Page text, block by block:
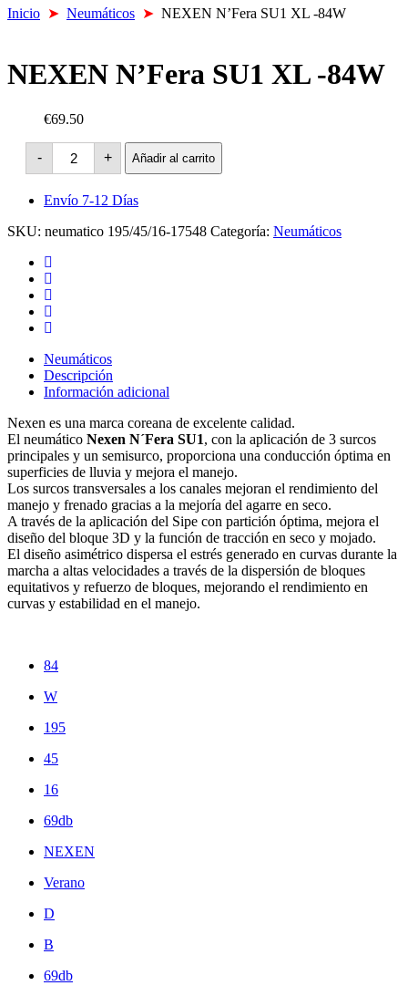
Inicio ➤ Neumáticos ➤ NEXEN N’Fera SU1 XL -84W
NEXEN N’Fera SU1 XL -84W
€69.50
-
NEXEN
N'Fera
SU1
XL
-84W
+ Añadir al carrito
Envío 7-12 Días
SKU: neumatico 195/45/16-17548 Categoría: Neumáticos
Neumáticos
Descripción
Información adicional
Nexen es una marca coreana de excelente calidad.
El neumático Nexen N´Fera SU1, con la aplicación de 3 surcos
principales y un semisurco, proporciona una conducción óptima en
superficies de lluvia y mejora el manejo.
Los surcos transversales a los canales mejoran el rendimiento del
manejo y frenado gracias a la mejoría del agarre en seco.
A través de la aplicación del Sipe con partición óptima, mejora el
diseño del bloque 3D y la función de tracción en seco y mojado.
El diseño asimétrico dispersa el estrés generado en curvas durante la
marcha a altas velocidades a través de la dispersión de bloques
equitativos y refuerzo de bloques, mejorando el rendimiento en
curvas y estabilidad en el manejo.
84
W
195
45
16
69db
NEXEN
Verano
D
B
69db